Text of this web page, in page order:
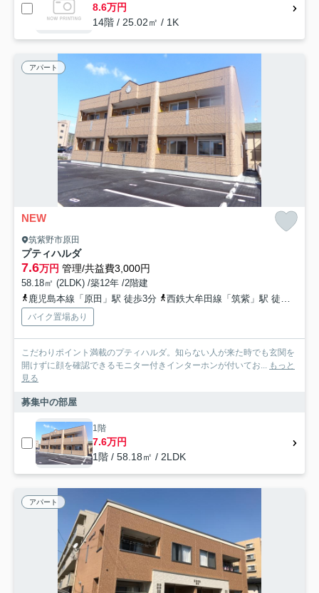
8.6万円
14階 / 25.02㎡ / 1K
アパート
NEW
筑紫野市原田
プティハルダ
7.6万円 管理/共益費3,000円
58.18㎡ (2LDK) /築12年 /2階建
鹿児島本線「原田」駅 徒歩3分
西鉄大牟田線「筑紫」駅 徒歩25分
バイク置場あり
こだわりポイント満載のプティハルダ。知らない人が来た時でも玄関を
開けずに顔を確認できるモニター付きインターホンが付いてお... もっと
見る
募集中の部屋
1階
7.6万円
1階 / 58.18㎡ / 2LDK
アパート